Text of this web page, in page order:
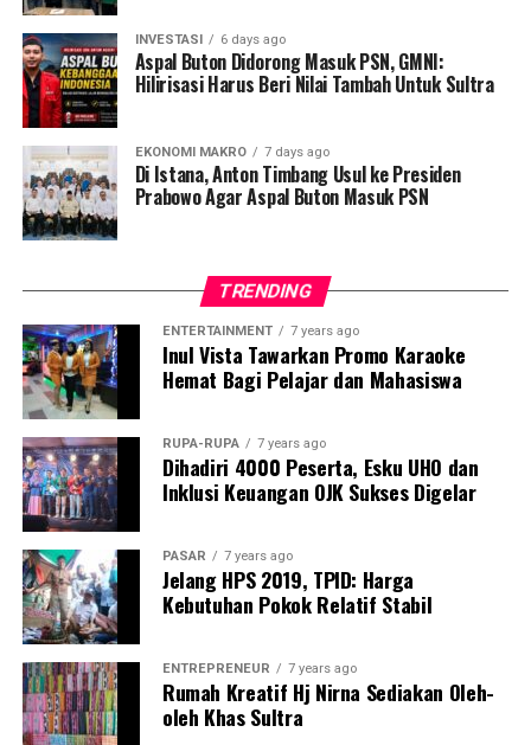
“Produk ini hadir sebagai solusi pengganti susu
berbahan hewani, dengan kandungan nutrisi yang tetap
tinggi karena berasal dari bahan nabati,” jelasnya.
Lebih lanjut, Budi menegaskan bahwa Kadin Sultra terus
mendorong kolaborasi antara pelaku usaha, pemerintah,
dan berbagai pemangku kepentingan guna menciptakan
ekosistem usaha yang sehat dan berkelanjutan.
sarana edukasi kepada masyarakat, khususnya pelajar,
mengenai pentingnya konsumsi makanan bergizi
seimbang sejak usia dini. Hal ini dinilai penting dalam
upaya membentuk generasi Indonesia yang sehat dan
berkualitas.
Kadin Sultra optimistis inovasi produk lokal seperti
Sufana Sari Kedelai dapat menjadi solusi dalam
mendukung keberhasilan program MBG, sekaligus
Budi Amin berharap, kehadiran produk tersebut dapat
membantu masyarakat memenuhi kebutuhan gizi,
terutama asupan protein, dengan harga yang lebih
terjangkau.
Laporan : Tam
INVESTASI 6 days ago
Aspal Buton Didorong Masuk PSN, GMNI:
Hilirisasi Harus Beri Nilai Tambah Untuk Sultra
EKONOMI MAKRO 7 days ago
Di Istana, Anton Timbang Usul ke Presiden
Prabowo Agar Aspal Buton Masuk PSN
TRENDING
ENTERTAINMENT 7 years ago
Inul Vista Tawarkan Promo Karaoke
Hemat Bagi Pelajar dan Mahasiswa
RUPA-RUPA 7 years ago
Dihadiri 4000 Peserta, Esku UHO dan
Inklusi Keuangan OJK Sukses Digelar
PASAR 7 years ago
Jelang HPS 2019, TPID: Harga
Kebutuhan Pokok Relatif Stabil
ENTREPRENEUR 7 years ago
Rumah Kreatif Hj Nirna Sediakan Oleh-
oleh Khas Sultra